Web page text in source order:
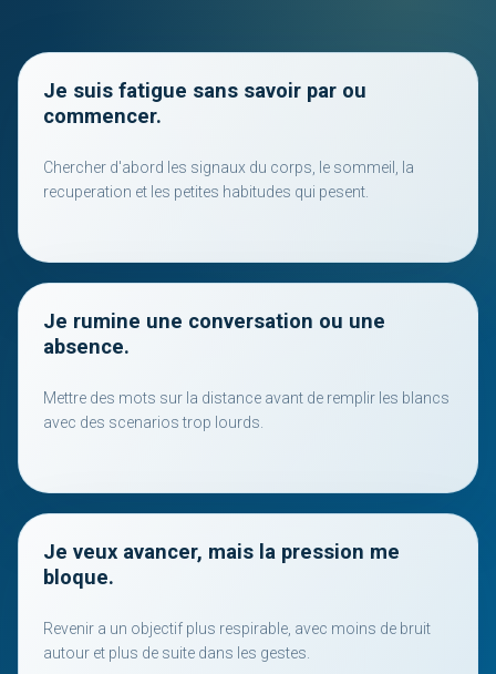
Je suis fatigue sans savoir par ou
commencer.
Chercher d'abord les signaux du corps, le sommeil, la
recuperation et les petites habitudes qui pesent.
Je rumine une conversation ou une
absence.
Mettre des mots sur la distance avant de remplir les blancs
avec des scenarios trop lourds.
Je veux avancer, mais la pression me
bloque.
Revenir a un objectif plus respirable, avec moins de bruit
autour et plus de suite dans les gestes.